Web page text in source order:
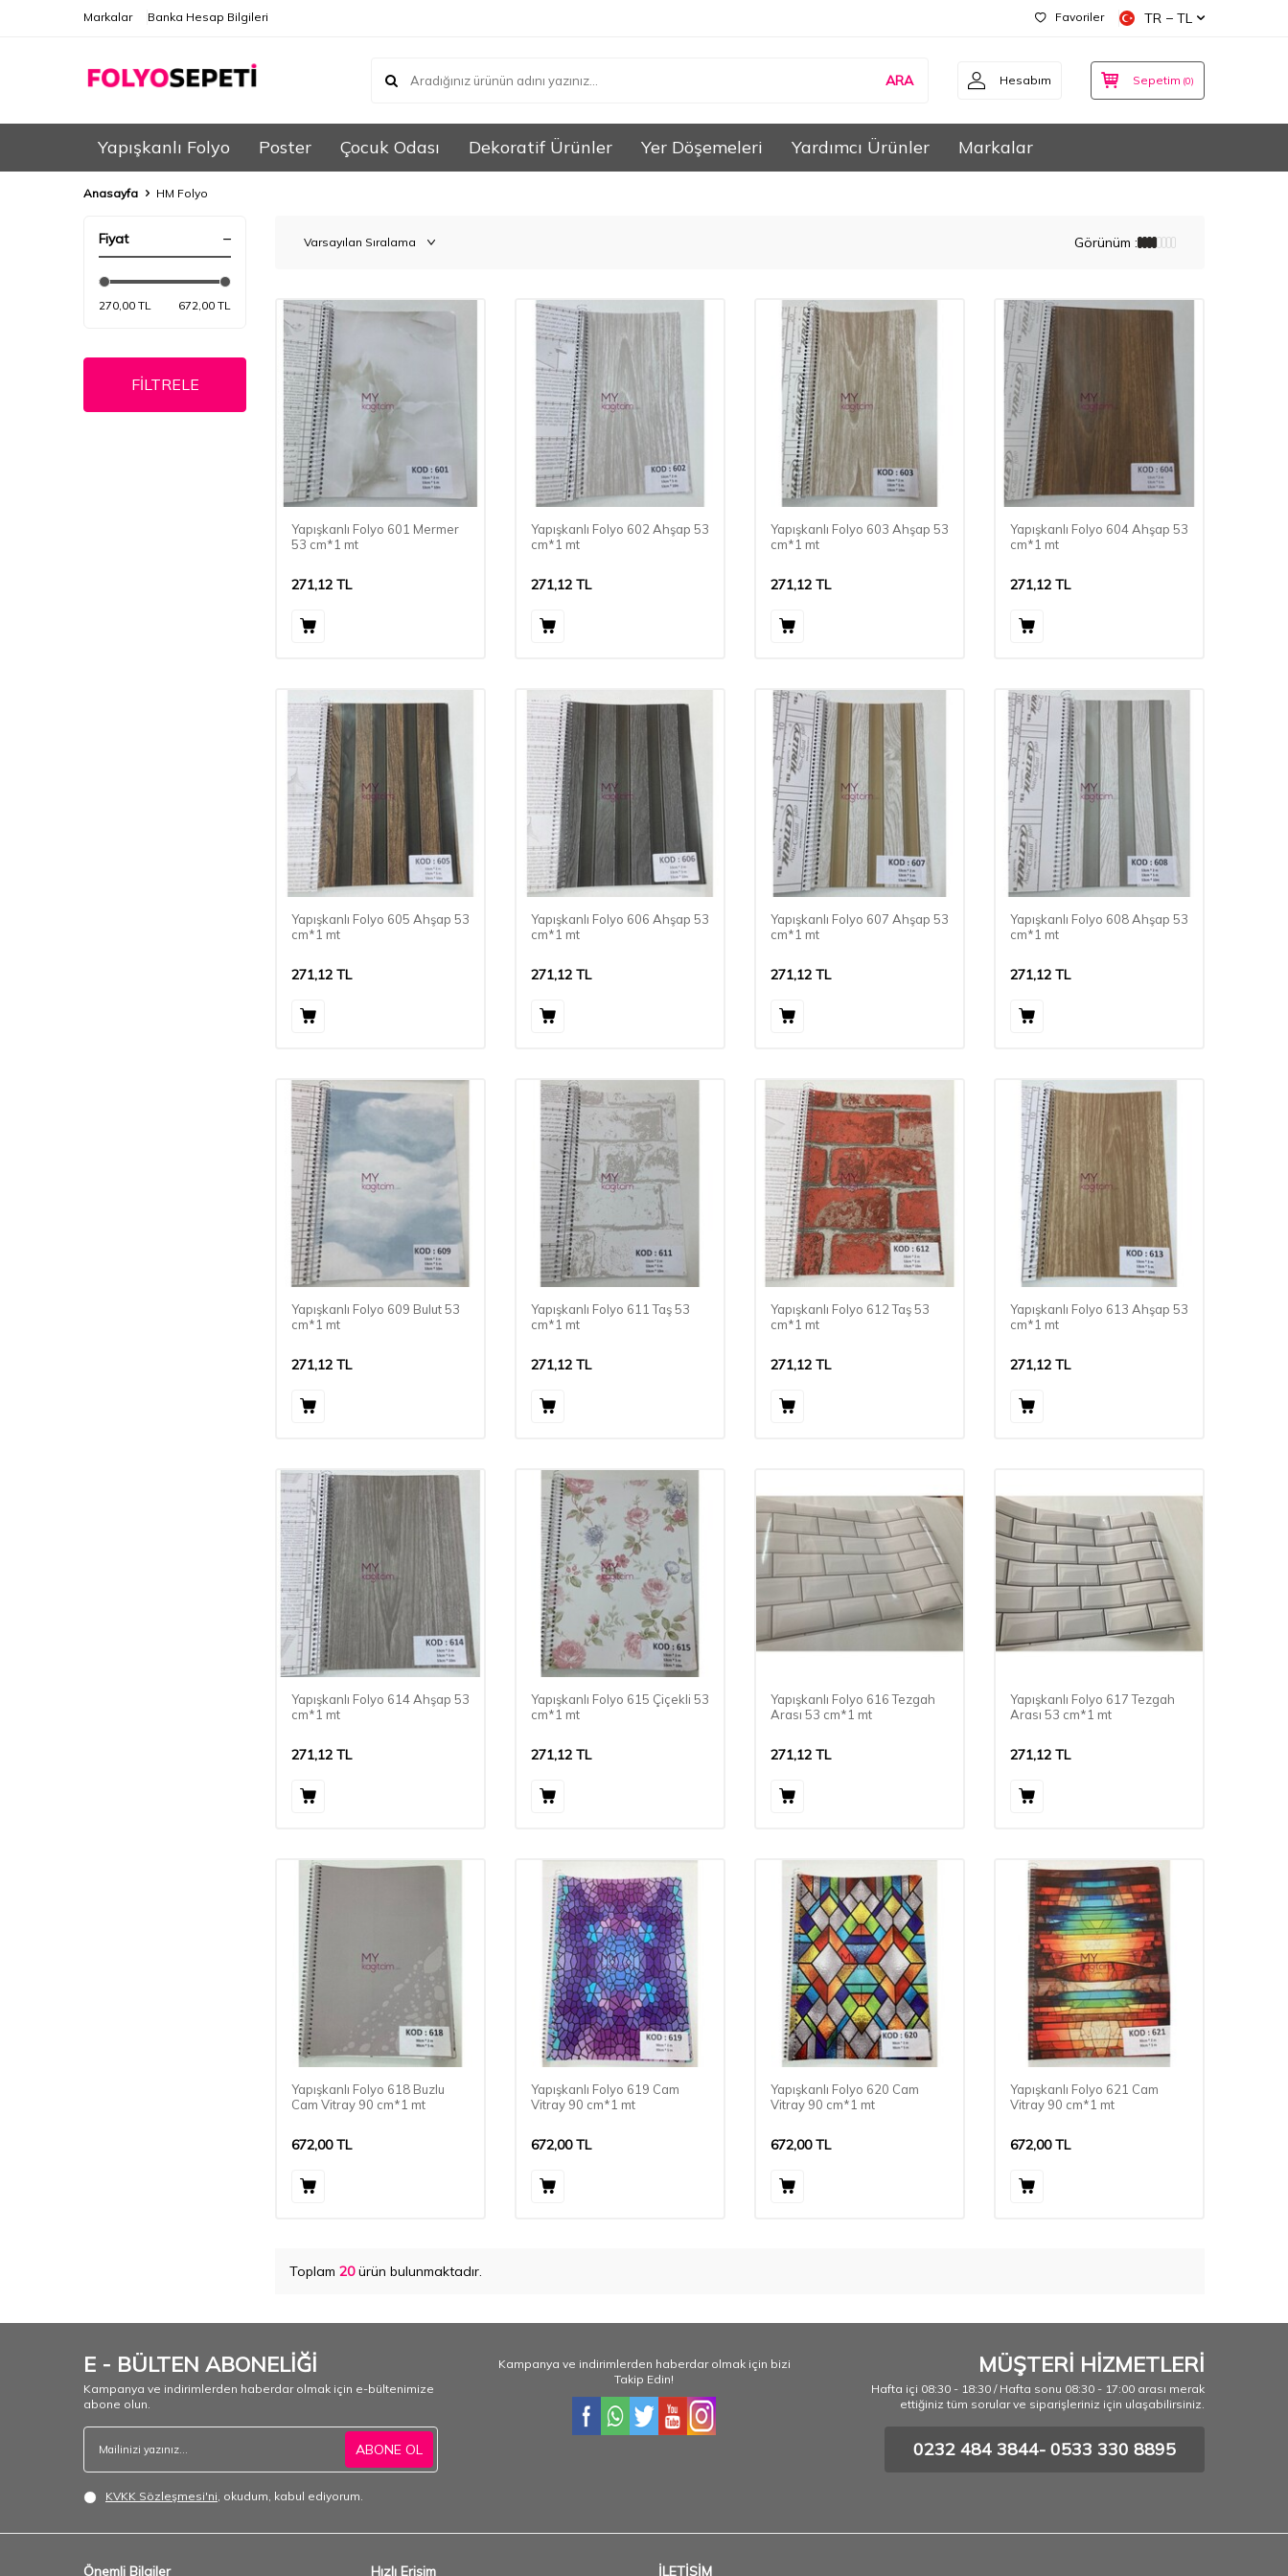
Markalar Banka Hesap Bilgileri Favoriler TR − TL
ARA Hesabım Sepetim (0)
Yapışkanlı Folyo Poster Çocuk Odası Dekoratif Ürünler Yer Döşemeleri Yardımcı Ürünler Markalar
Anasayfa HM Folyo
Fiyat
270,00 TL 672,00 TL
FİLTRELE
Görünüm :
Yapışkanlı Folyo 601 Mermer
53 cm*1 mt
271,12 TL
Yapışkanlı Folyo 602 Ahşap 53
cm*1 mt
271,12 TL
Yapışkanlı Folyo 603 Ahşap 53
cm*1 mt
271,12 TL
Yapışkanlı Folyo 604 Ahşap 53
cm*1 mt
271,12 TL
Yapışkanlı Folyo 605 Ahşap 53
cm*1 mt
271,12 TL
Yapışkanlı Folyo 606 Ahşap 53
cm*1 mt
271,12 TL
Yapışkanlı Folyo 607 Ahşap 53
cm*1 mt
271,12 TL
Yapışkanlı Folyo 608 Ahşap 53
cm*1 mt
271,12 TL
Yapışkanlı Folyo 609 Bulut 53
cm*1 mt
271,12 TL
Yapışkanlı Folyo 611 Taş 53
cm*1 mt
271,12 TL
Yapışkanlı Folyo 612 Taş 53
cm*1 mt
271,12 TL
Yapışkanlı Folyo 613 Ahşap 53
cm*1 mt
271,12 TL
Yapışkanlı Folyo 614 Ahşap 53
cm*1 mt
271,12 TL
Yapışkanlı Folyo 615 Çiçekli 53
cm*1 mt
271,12 TL
Yapışkanlı Folyo 616 Tezgah
Arası 53 cm*1 mt
271,12 TL
Yapışkanlı Folyo 617 Tezgah
Arası 53 cm*1 mt
271,12 TL
Yapışkanlı Folyo 618 Buzlu
Cam Vitray 90 cm*1 mt
672,00TL
Yapışkanlı Folyo 619 Cam
Vitray 90 cm*1 mt
672,00TL
Yapışkanlı Folyo 620 Cam
Vitray 90 cm*1 mt
672,00TL
Yapışkanlı Folyo 621 Cam
Vitray 90 cm*1 mt
672,00TL
Toplam 20ürün bulunmaktadır.
E - BÜLTEN ABONELİĞİ
Kampanya ve indirimlerden haberdar olmak için e-bültenimize
abone olun.
ABONE OL
KVKK Sözleşmesi'ni, okudum, kabul ediyorum.
Kampanya ve indirimlerden haberdar olmak için bizi
Takip Edin!
MÜŞTERİ HİZMETLERİ
Hafta içi 08:30 - 18:30 / Hafta sonu 08:30 - 17:00 arası merak
ettiğiniz tüm sorular ve siparişleriniz için ulaşabilirsiniz.
0232 484 3844- 0533 330 8895
Önemli Bilgiler Hızlı Erişim İLETİŞİM